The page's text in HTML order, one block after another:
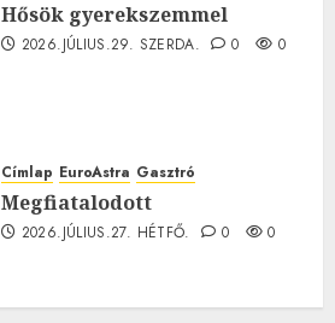
Hősök gyerekszemmel
2026.JÚLIUS.29. SZERDA. 0 0
Címlap EuroAstra Gasztró
Megfiatalodott
2026.JÚLIUS.27. HÉTFŐ. 0 0